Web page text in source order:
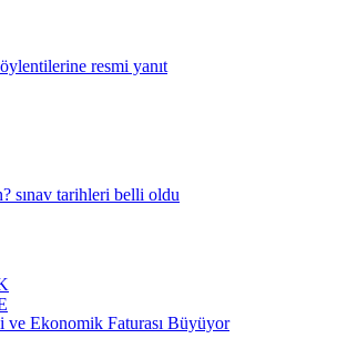
resmi yanıt
sınav tarihleri belli oldu
ve Ekonomik Faturası Büyüyor